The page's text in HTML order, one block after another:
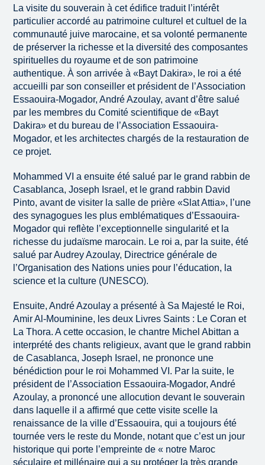
La visite du souverain à cet édifice traduit l’intérêt
particulier accordé au patrimoine culturel et cultuel de la
communauté juive marocaine, et sa volonté permanente
de préserver la richesse et la diversité des composantes
spirituelles du royaume et de son patrimoine
authentique. À son arrivée à «Bayt Dakira», le roi a été
accueilli par son conseiller et président de l’Association
Essaouira-Mogador, André Azoulay, avant d’être salué
par les membres du Comité scientifique de «Bayt
Dakira» et du bureau de l’Association Essaouira-
Mogador, et les architectes chargés de la restauration de
ce projet.
Mohammed VI a ensuite été salué par le grand rabbin de
Casablanca, Joseph Israel, et le grand rabbin David
Pinto, avant de visiter la salle de prière «Slat Attia», l’une
des synagogues les plus emblématiques d’Essaouira-
Mogador qui reflète l’exceptionnelle singularité et la
richesse du judaïsme marocain. Le roi a, par la suite, été
salué par Audrey Azoulay, Directrice générale de
l’Organisation des Nations unies pour l’éducation, la
science et la culture (UNESCO).
Ensuite, André Azoulay a présenté à Sa Majesté le Roi,
Amir Al-Mouminine, les deux Livres Saints : Le Coran et
La Thora. A cette occasion, le chantre Michel Abittan a
interprété des chants religieux, avant que le grand rabbin
de Casablanca, Joseph Israel, ne prononce une
bénédiction pour le roi Mohammed VI. Par la suite, le
président de l’Association Essaouira-Mogador, André
Azoulay, a prononcé une allocution devant le souverain
dans laquelle il a affirmé que cette visite scelle la
renaissance de la ville d’Essaouira, qui a toujours été
tournée vers le reste du Monde, notant que c’est un jour
historique qui porte l’empreinte de « notre Maroc
séculaire et millénaire qui a su protéger la très grande